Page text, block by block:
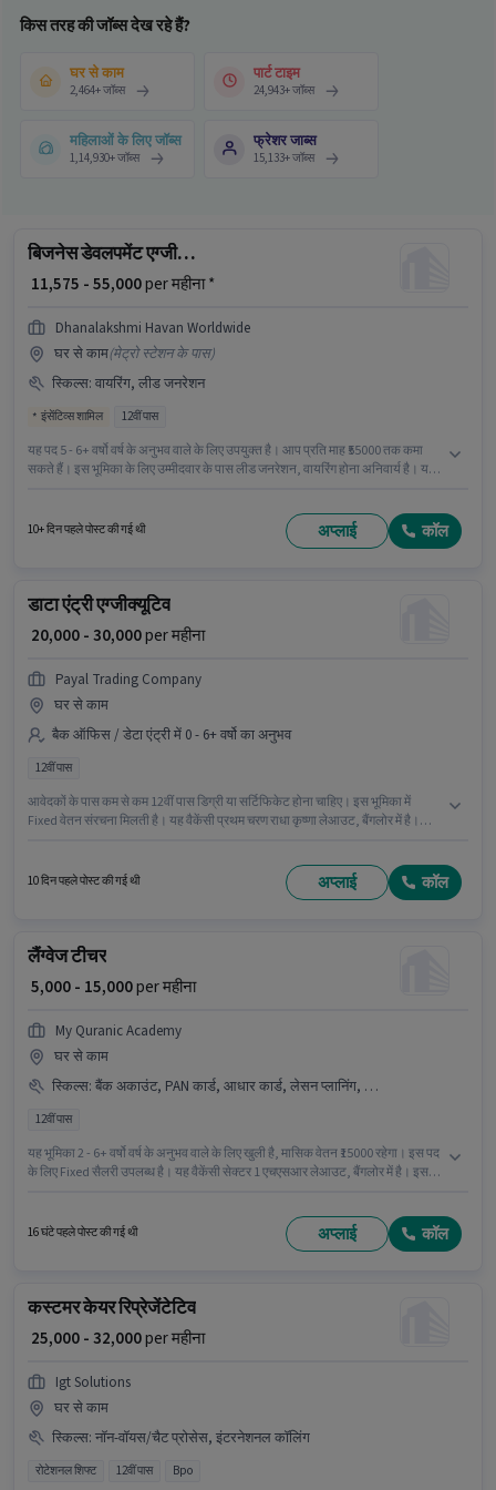
किस तरह की जॉब्स देख रहे हैं?
घर से काम
2,464+जॉब्स
पार्ट टाइम
24,943+जॉब्स
महिलाओं के लिए जॉब्स
1,14,930+जॉब्स
फ्रेशर जाब्स
15,133+जॉब्स
बिजनेस डेवलपमेंट एग्जीक्यूटिव
₹ 11,575 - 55,000per महीना *
Dhanalakshmi Havan Worldwide
घर से काम(मेट्रो स्टेशन के पास)
स्किल्स: वायरिंग, लीड जनरेशन
इंसेंटिव्स शामिल 12वीं पास
यह पद 5 - 6+ वर्षो वर्ष के अनुभव वाले के लिए उपयुक्त है। आप प्रति माह ₹55000 तक कमा
सकते हैं। इस भूमिका के लिए उम्मीदवार के पास लीड जनरेशन, वायरिंग होना अनिवार्य है। यह
सर्टिफिकेट होना चाहिए। इस भूमिका में Fixed + Incentives वेतन संरचना मिलती है।
10+ दिन पहले पोस्ट की गई थी अप्लाई कॉल
डाटा एंट्री एग्जीक्यूटिव
₹ 20,000 - 30,000per महीना
Payal Trading Company
घर से काम
बैक ऑफिस / डेटा एंट्री में 0 - 6+ वर्षो का अनुभव
12वीं पास
आवेदकों के पास कम से कम 12वीं पास डिग्री या सर्टिफिकेट होना चाहिए। इस भूमिका में
Fixed वेतन संरचना मिलती है। यह वैकेंसी प्रथम चरण राधा कृष्णा लेआउट, बैंगलोर में है।
है, मासिक वेतन ₹30000 रहेगा।
10 दिन पहले पोस्ट की गई थी अप्लाई कॉल
लैंग्वेज टीचर
₹ 5,000 - 15,000per महीना
My Quranic Academy
घर से काम
स्किल्स: बैंक अकाउंट, PAN कार्ड, आधार कार्ड, लेसन प्लानिंग, चाइल्ड केयर
12वीं पास
यह भूमिका 2 - 6+ वर्षो वर्ष के अनुभव वाले के लिए खुली है, मासिक वेतन ₹15000 रहेगा। इस पद
के लिए Fixed सैलरी उपलब्ध है। यह वैकेंसी सेक्टर 1 एचएसआर लेआउट, बैंगलोर में है। इस
कर रहा है। इस भूमिका के लिए आवेदक के पास चाइल्ड केयर, लेसन प्लानिंग जैसी स्किल्स होनी
16 घंटे पहले पोस्ट की गई थी अप्लाई कॉल
कस्टमर केयर रिप्रेजेंटेटिव
₹ 25,000 - 32,000per महीना
Igt Solutions
घर से काम
स्किल्स: नॉन-वॉयस/चैट प्रोसेस, इंटरनेशनल कॉलिंग
रोटेशनल शिफ्ट 12वीं पास Bpo